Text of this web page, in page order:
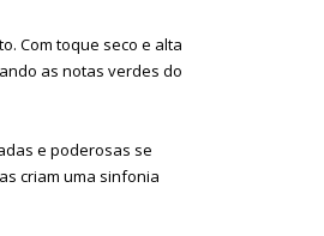
Com toque seco e alta
as notas verdes do
e poderosas se
criam uma sinfonia